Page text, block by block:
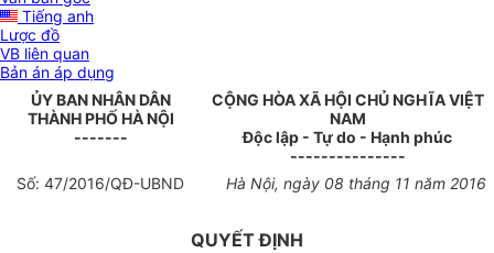
Tiếng anh
Lược đồ
VB liên quan
Bản án áp dụng
ỦY BAN NHÂN DÂN
THÀNH PHỐ HÀ NỘI
-------
CỘNG HÒA XÃ HỘI CHỦ NGHĨA VIỆT
NAM
Độc lập - Tự do - Hạnh phúc
---------------
Số: 47/2016/QĐ-UBND Hà Nội, ngày 08 tháng 11 năm 2016
QUYẾT ĐỊNH